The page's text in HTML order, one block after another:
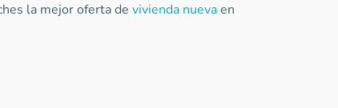
la mejor oferta de vivienda nuevaen